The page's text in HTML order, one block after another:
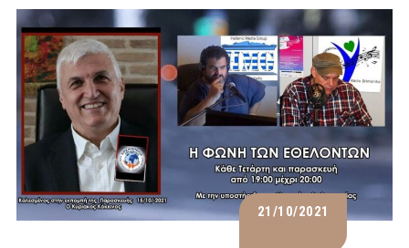
21/10/2021